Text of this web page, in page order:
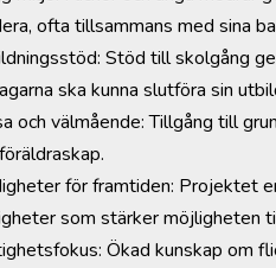
ofta tillsammans med sina
Stöd till skolgång
ska kunna slutföra sin
och välmående: Tillgång till
för framtiden: Projektet
som stärker möjligheten
Ökad kunskap om